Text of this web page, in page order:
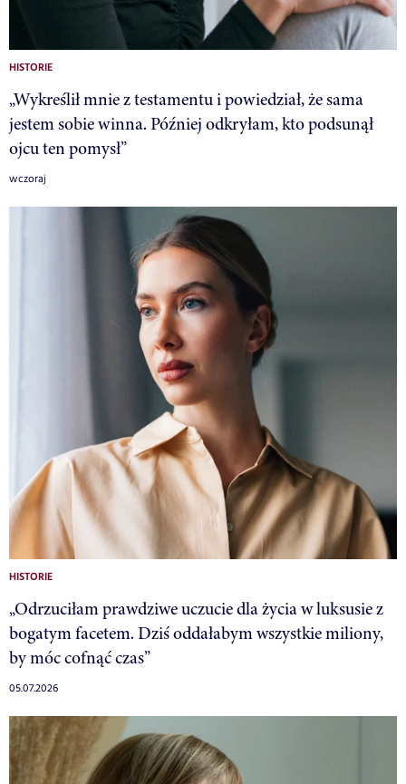
HISTORIE
„Wykreślił mnie z testamentu i powiedział, że sama
jestem sobie winna. Później odkryłam, kto podsunął
ojcu ten pomysł”
wczoraj
HISTORIE
„Odrzuciłam prawdziwe uczucie dla życia w luksusie z
bogatym facetem. Dziś oddałabym wszystkie miliony,
by móc cofnąć czas”
05.07.2026